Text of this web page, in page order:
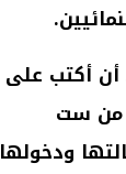
أن أكتب على
من ست
ودخولها